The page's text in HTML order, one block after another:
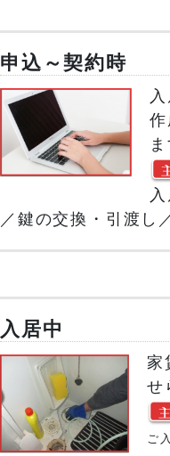
申込～契約時
／鍵の交換・引渡
入居中
家
せ
ご